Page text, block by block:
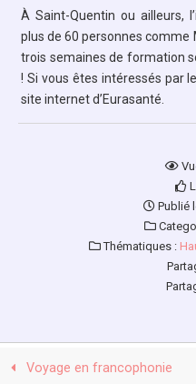
À Saint-Quentin ou ailleurs,
plus de 60 personnes comme
trois semaines de formation
! Si vous êtes intéressés par
site internet d’Eurasanté.
Publié
Thématiques :
Voyage en francophonie